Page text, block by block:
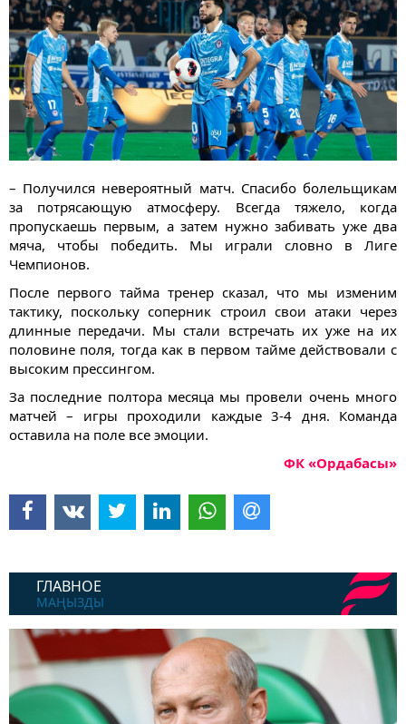
ГЛАВНОЕ
МАҢЫЗДЫ
– Получился невероятный матч. Спасибо болельщикам
за потрясающую атмосферу. Всегда тяжело, когда
пропускаешь первым, а затем нужно забивать уже два
мяча, чтобы победить. Мы играли словно в Лиге
Чемпионов.
После первого тайма тренер сказал, что мы изменим
тактику, поскольку соперник строил свои атаки через
длинные передачи. Мы стали встречать их уже на их
половине поля, тогда как в первом тайме действовали с
высоким прессингом.
За последние полтора месяца мы провели очень много
матчей – игры проходили каждые 3-4 дня. Команда
оставила на поле все эмоции.
ФК «Ордабасы»